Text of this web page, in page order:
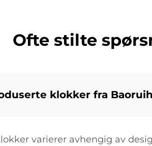
Ofte stilte
klokker fra
varierer avhengig av